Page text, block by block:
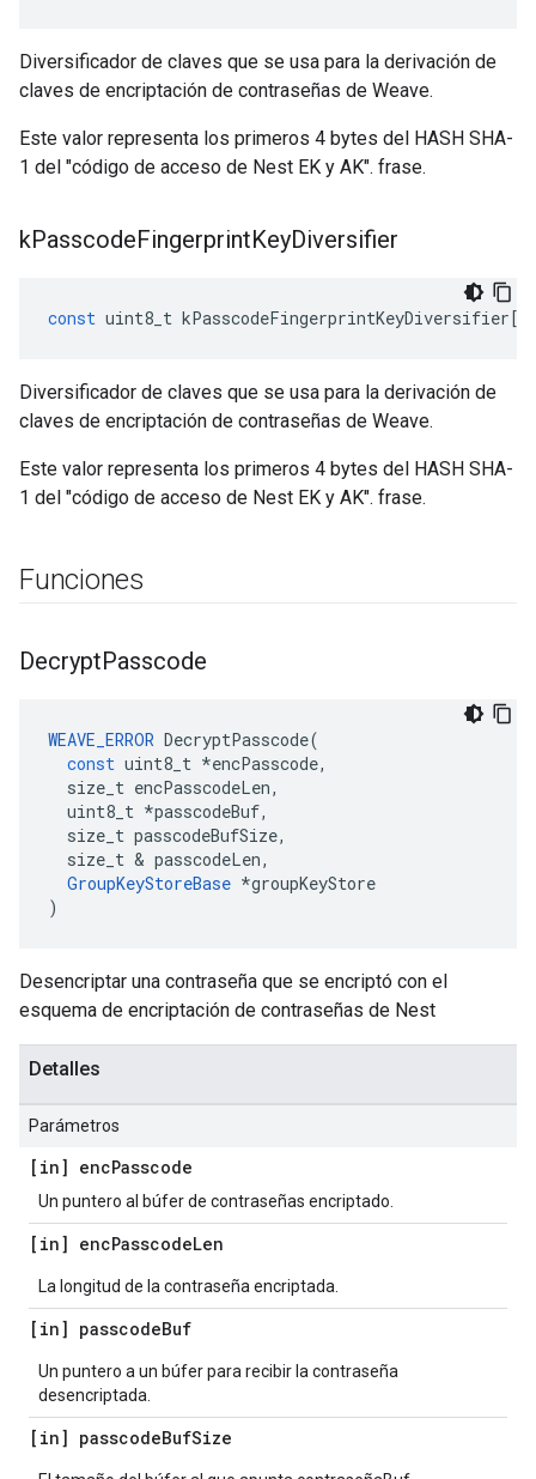
Diversificador de claves que se usa para la derivación de
claves de encriptación de contraseñas de Weave.
Este valor representa los primeros 4 bytes del HASH SHA-
1 del "código de acceso de Nest EK y AK". frase.
kPasscodeFingerprintKeyDiversifier
const uint8_t kPasscodeFingerprintKeyDiversifier[]
Diversificador de claves que se usa para la derivación de
claves de encriptación de contraseñas de Weave.
Este valor representa los primeros 4 bytes del HASH SHA-
1 del "código de acceso de Nest EK y AK". frase.
Funciones
DecryptPasscode
WEAVE_ERROR DecryptPasscode(
const uint8_t *encPasscode,
size_t encPasscodeLen,
uint8_t *passcodeBuf,
size_t passcodeBufSize,
size_t & passcodeLen,
GroupKeyStoreBase *groupKeyStore
)
Desencriptar una contraseña que se encriptó con el
esquema de encriptación de contraseñas de Nest
Detalles
Parámetros
[in] encPasscode
Un puntero al búfer de contraseñas encriptado.
[in] encPasscodeLen
La longitud de la contraseña encriptada.
[in] passcodeBuf
Un puntero a un búfer para recibir la contraseña
desencriptada.
[in] passcodeBufSize